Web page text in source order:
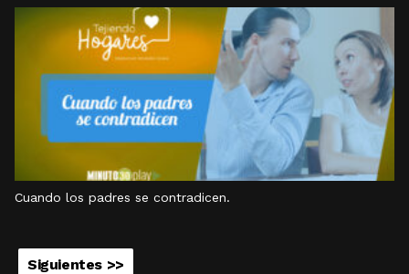
Cuando los padres se contradicen.
Siguientes >>